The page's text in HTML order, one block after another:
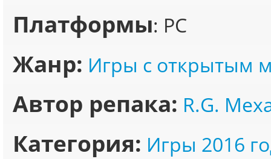
Платформы: PC
Жанр: Игры с открытым
Автор репака: R.G.
Категория: Игры 2016